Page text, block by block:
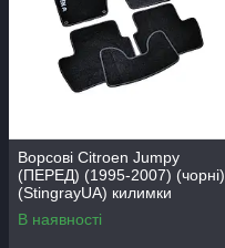
Ворсові Citroen Jumpy
(ПЕРЕД) (1995-2007) (чорні)
(StingrayUA) килимки
текстильні в салон авто
В наявності